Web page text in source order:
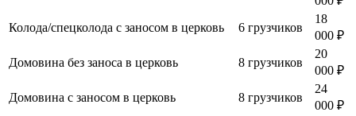
Колода/спецколода с заносом в церковь
6 грузчиков
18
000 ₽
Домовина без заноса в церковь
8 грузчиков
20
000 ₽
Домовина с заносом в церковь
8 грузчиков
24
000 ₽